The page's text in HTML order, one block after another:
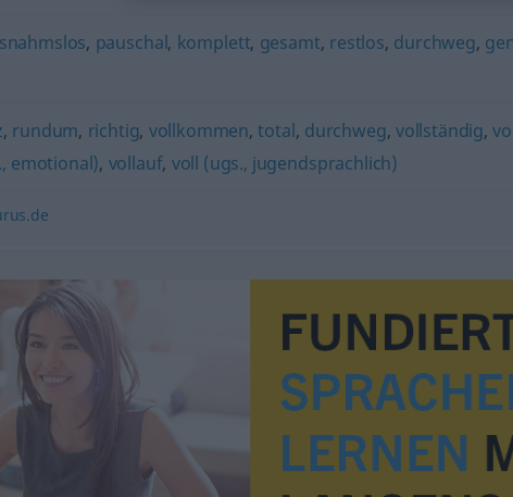
, pauschal, komplett, gesamt, restlos, durchweg,
, rundum, richtig, vollkommen,total, durchweg, vollständig,
emotional), vollauf, voll (ugs., jugendsprachlich)